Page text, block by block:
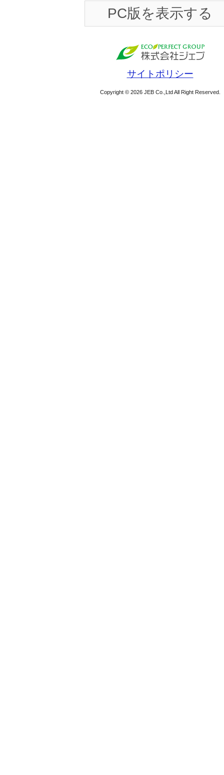
PC版を表示する
サイトポリシー
Copyright © 2026 JEB Co.,Ltd All Right Reserved.